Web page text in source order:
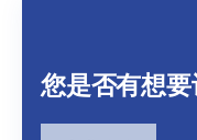
您是否有想